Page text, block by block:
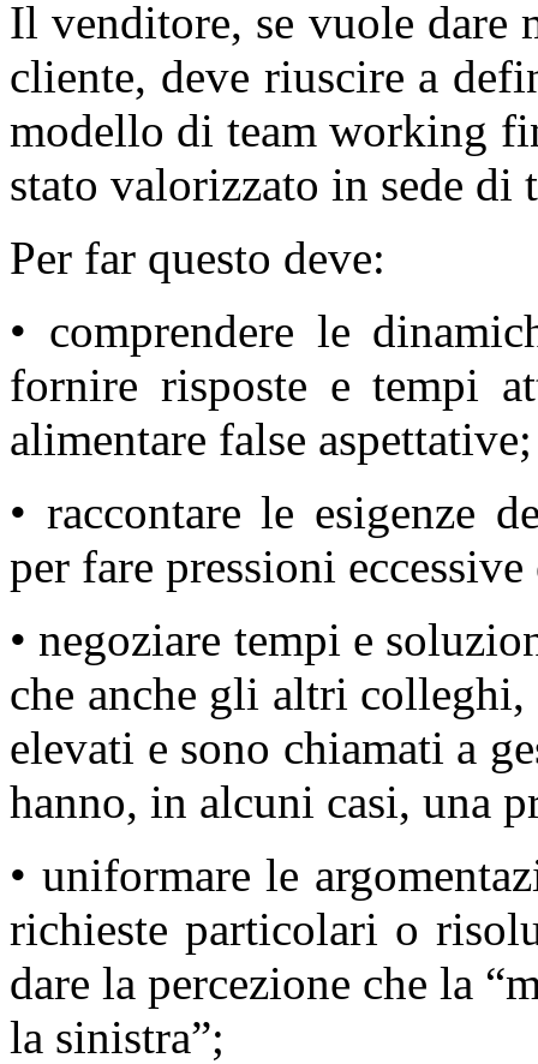
Il venditore, se vuole dare
cliente, deve riuscire a
modello di team working
stato valorizzato in sede di
Per far questo deve:
• comprendere le
fornire risposte e tempi
alimentare false aspettative;
• raccontare le esigenze
per fare pressioni eccessive
• negoziare tempi e
che anche gli altri
elevati e sono chiamati a
hanno, in alcuni casi, una
• uniformare le
richieste particolari o
dare la percezione che la
la sinistra”;